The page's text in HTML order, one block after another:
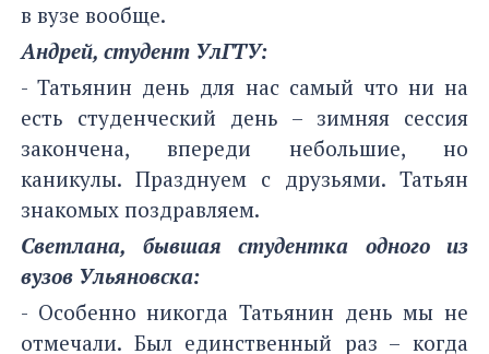
в вузе вообще.
Андрей, студент УлГТУ:
- Татьянин день для нас самый что ни на
есть студенческий день – зимняя сессия
закончена, впереди небольшие, но
каникулы. Празднуем с друзьями. Татьян
знакомых поздравляем.
Светлана, бывшая студентка одного из
вузов Ульяновска:
- Особенно никогда Татьянин день мы не
отмечали. Был единственный раз – когда